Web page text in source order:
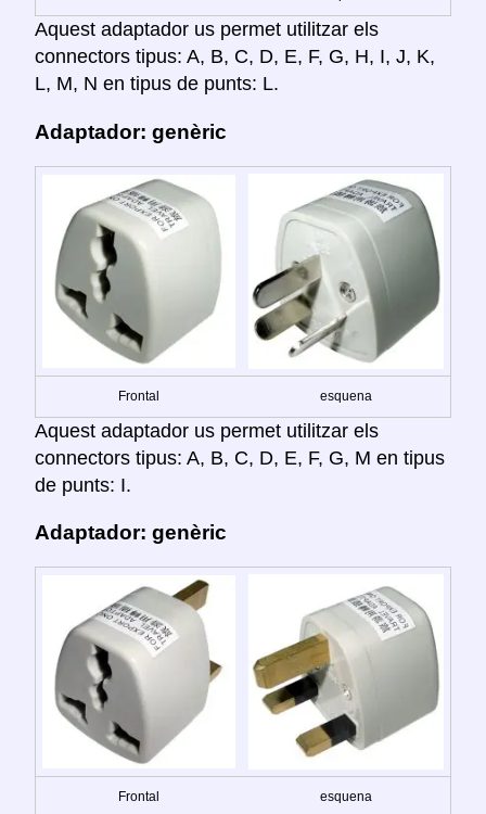
Aquest adaptador us permet utilitzar els
connectors tipus: A, B, C, D, E, F, G, H, I, J, K,
L, M, N en tipus de punts: L.
Adaptador: genèric
Frontal esquena
Aquest adaptador us permet utilitzar els
connectors tipus: A, B, C, D, E, F, G, M en tipus
de punts: I.
Adaptador: genèric
Frontal esquena